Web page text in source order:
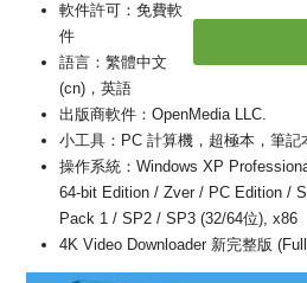
軟件許可：免費軟
件
語言：繁體中文
(cn)，英語
出版商軟件：OpenMedia LLC.
小工具：PC 計算機，超極本，筆記
操作系統：Windows XP
64-bit Edition / Zver / PC Edition /
Pack 1 / SP2 / SP3 (32/64位), x86
4K Video Downloader 新完整版